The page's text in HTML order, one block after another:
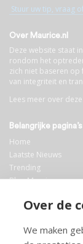
Over de
We maken
Stuur uw tip, vraag
Over Maurice.nl
Deze website staat
rondom het
zich niet baseren
van integriteit en
Lees meer over
Belangrijke pagina’s
Home
Laatste Nieuws
Trending
Blog Maurice
Bibliotheek
Info en service